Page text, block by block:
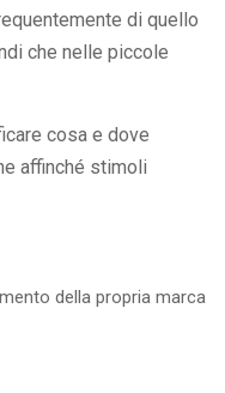
di quello
che nelle piccole
cosa e dove
affinché stimoli
della propria marca